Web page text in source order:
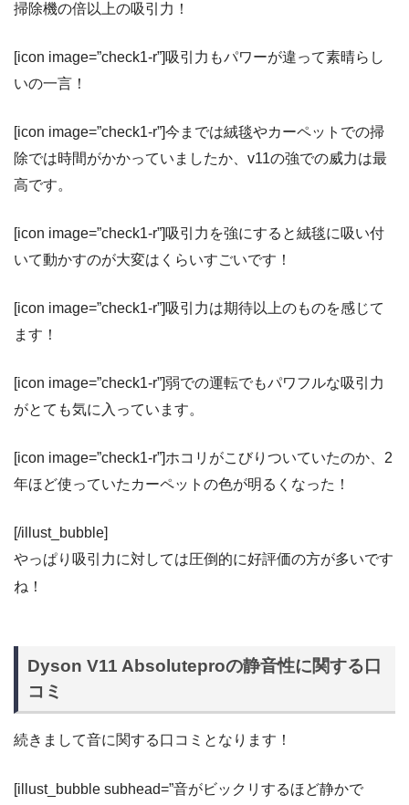
掃除機の倍以上の吸引力！
[icon image=”check1-r”]吸引力もパワーが違って素晴らし
いの一言！
[icon image=”check1-r”]今までは絨毯やカーペットでの掃
除では時間がかかっていましたか、v11の強での威力は最
高です。
[icon image=”check1-r”]吸引力を強にすると絨毯に吸い付
いて動かすのが大変はくらいすごいです！
[icon image=”check1-r”]吸引力は期待以上のものを感じて
ます！
[icon image=”check1-r”]弱での運転でもパワフルな吸引力
がとても気に入っています。
[icon image=”check1-r”]ホコリがこびりついていたのか、2
年ほど使っていたカーペットの色が明るくなった！
[/illust_bubble]
やっぱり吸引力に対しては圧倒的に好評価の方が多いです
ね！
Dyson V11 Absoluteproの静音性に関する口
コミ
続きまして音に関する口コミとなります！
[illust_bubble subhead=”音がビックリするほど静かで